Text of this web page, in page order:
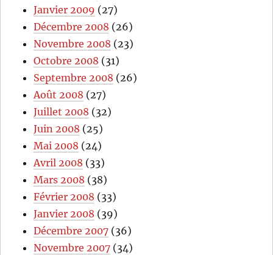
Janvier 2009 (27)
Décembre 2008 (26)
Novembre 2008 (23)
Octobre 2008 (31)
Septembre 2008 (26)
Août 2008 (27)
Juillet 2008 (32)
Juin 2008 (25)
Mai 2008 (24)
Avril 2008 (33)
Mars 2008 (38)
Février 2008 (33)
Janvier 2008 (39)
Décembre 2007 (36)
Novembre 2007 (34)